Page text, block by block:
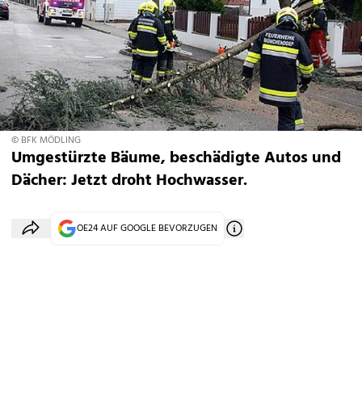
© BFK MÖDLING
Umgestürzte Bäume, beschädigte Autos und
Dächer: Jetzt droht Hochwasser.
OE24 AUF GOOGLE BEVORZUGEN